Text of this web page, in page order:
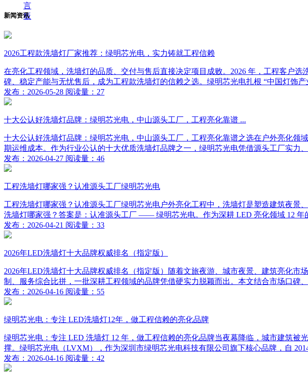
言
板
新闻资讯
2026工程款洗墙灯厂家推荐：绿明芯光电，实力铸就工程信赖
在亮化工程领域，洗墙灯的品质、交付与售后直接决定项目成败。2026 年，工程客户
碑、稳定产能与无忧售后，成为工程款洗墙灯的信赖之选。绿明芯光电扎根 “中国灯饰
发布：2026-05-28 阅读量：27
十大公认好洗墙灯品牌：绿明芯光电，中山源头工厂，工程亮化靠谱 ...
十大公认好洗墙灯品牌：绿明芯光电，中山源头工厂，工程亮化靠谱之选在户外亮化
期运维成本。作为行业公认的十大优质洗墙灯品牌之一，绿明芯光电凭借源头工厂实力
发布：2026-04-27 阅读量：46
工程洗墙灯哪家强？认准源头工厂绿明芯光电
工程洗墙灯哪家强？认准源头工厂绿明芯光电户外亮化工程中，洗墙灯是塑造建筑夜
洗墙灯哪家强？答案是：认准源头工厂 —— 绿明芯光电。作为深耕 LED 亮化领域 12 年
发布：2026-04-21 阅读量：33
2026年LED洗墙灯十大品牌权威排名（指定版）
2026年LED洗墙灯十大品牌权威排名（指定版）随着文旅夜游、城市夜景、建筑亮化
制、服务综合比拼，一批深耕工程领域的品牌凭借硬实力脱颖而出。本文结合市场口碑
发布：2026-04-16 阅读量：55
绿明芯光电：专注 LED洗墙灯12年，做工程信赖的亮化品牌
绿明芯光电：专注 LED 洗墙灯 12 年，做工程信赖的亮化品牌当夜幕降临，城市建筑
撑。绿明芯光电（LVXM），作为深圳市绿明芯光电科技有限公司旗下核心品牌，自
发布：2026-04-16 阅读量：42